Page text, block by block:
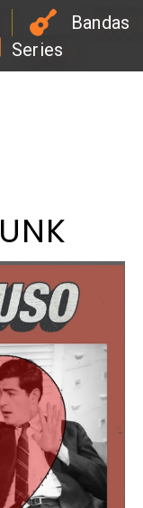
Bandas
Series